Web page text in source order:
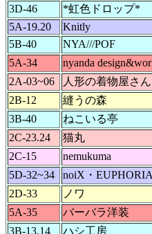
3D-46
*虹色ドロップ*
5A-19.20
Knitly
5B-40
NYA///POF
5A-34
nyanda
2A-03~06
人形の着物屋さ
2B-12
縫うの森
3B-40
ねこいる亭
2C-23.24
猫丸
2C-15
nemukuma
5D-32~34
noiX・
2D-33
ノワ
5A-35
バーバラ洋装
3B-13.14
ハシ工房